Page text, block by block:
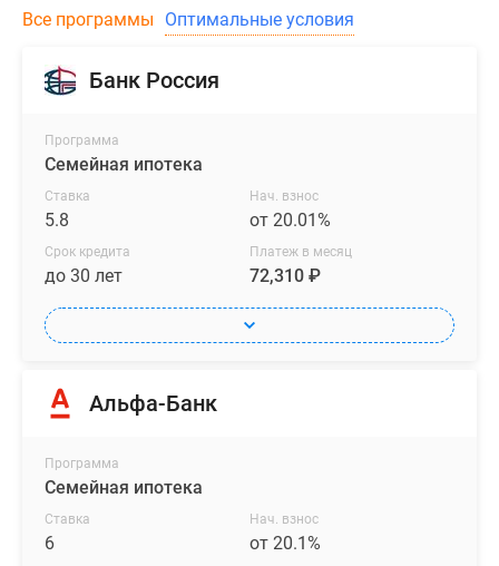
Все программы Оптимальные условия
Банк Россия
Программа
Семейная ипотека
Ставка
5.8
Нач. взнос
от 20.01%
Срок кредита
до 30 лет
Платеж в месяц
72,310 ₽
Альфа-Банк
Программа
Семейная ипотека
Ставка
6
Нач. взнос
от 20.1%